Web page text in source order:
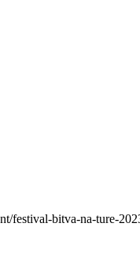
festival-bitva-na-ture-